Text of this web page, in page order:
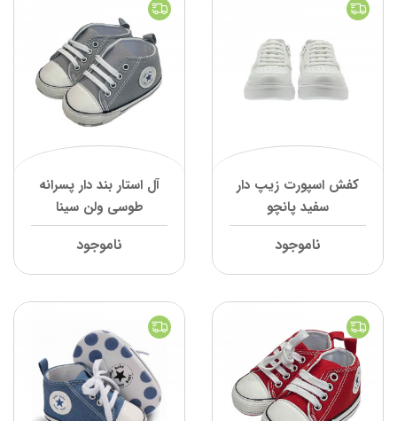
کفش اسپورت زیپ دار
سفید پانچو
ناموجود
آل استار بند دار پسرانه
طوسی ولن سینا
ناموجود